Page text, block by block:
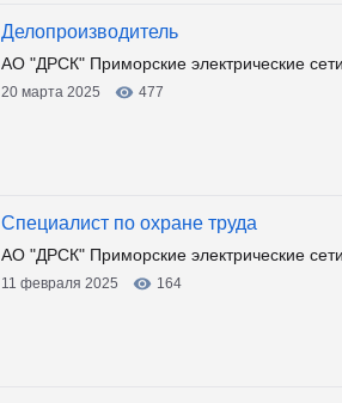
Делопроизводитель
АО "ДРСК" Приморские электрические
20 марта 2025 477
Специалист по охране труда
АО "ДРСК" Приморские электрические
11 февраля 2025 164